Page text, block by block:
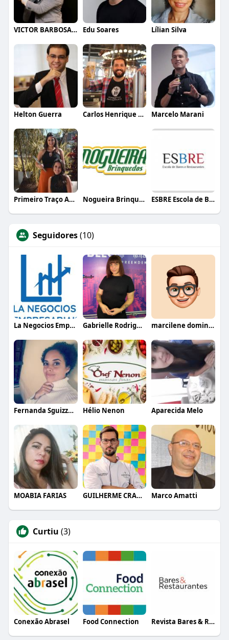
VICTOR BARBOSA QUARANTA Edu Soares Lílian Silva
Helton Guerra Carlos Henrique de Faria Vasconcelos Marcelo Marani
Primeiro Traço Arquitetura Nogueira Brinquedos ESBRE Escola de Bares e Restaurantes
Seguidores(10)
La Negocios Empresariais Gabrielle Rodrigues marcilene domingues
Fernanda Sguizzato Hélio Nenon Aparecida Melo
MOABIA FARIAS GUILHERME CRAMER BALLE Marco Amatti
Curtiu (3)
Conexão Abrasel Food Connection Revista Bares & Restaurantes